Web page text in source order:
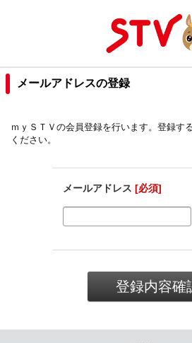
メールアドレスの登録
ｍｙＳＴＶの会員登録を行います。登録す
ください。
メールアドレス [必須]